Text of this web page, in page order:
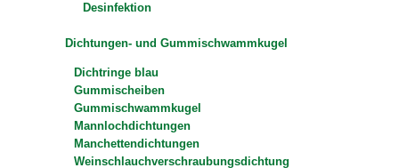
Desinfektion
Dichtungen- und Gummischwammkugel
Dichtringe blau
Gummischeiben
Gummischwammkugel
Mannlochdichtungen
Manchettendichtungen
Weinschlauchverschraubungsdichtung